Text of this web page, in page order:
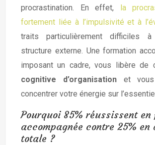
procrastination. En effet, la
fortement liée à l’impulsivité et à
traits particulièrement difficiles
structure externe. Une formation
imposant un cadre, vous libère de
cognitive d’organisationet vous
concentrer votre énergie sur
Pourquoi 85% réussissent
accompagnée contre 25% en
totale ?